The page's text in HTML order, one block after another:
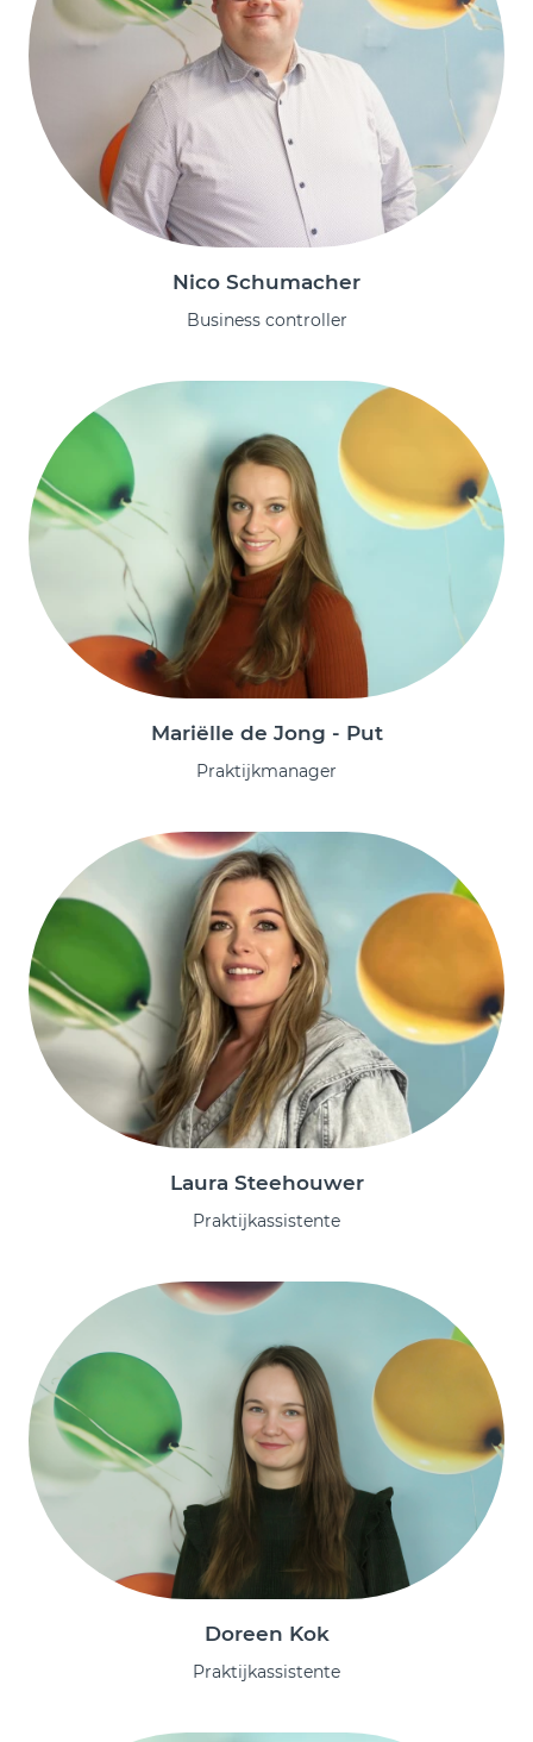
Nico Schumacher
Business controller
Mariëlle de Jong - Put
Praktijkmanager
Laura Steehouwer
Praktijkassistente
Doreen Kok
Praktijkassistente